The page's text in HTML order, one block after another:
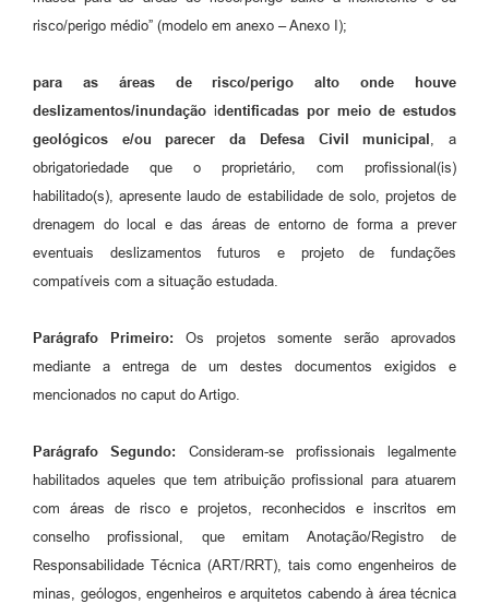
risco/perigo médio” (modelo em anexo – Anexo I);
para as áreas de risco/perigo alto onde houve
deslizamentos/inundação identificadas por meio de estudos
geológicos e/ou parecer da Defesa Civil municipal , a
obrigatoriedade que o proprietário, com profissional(is)
habilitado(s), apresente laudo de estabilidade de solo, projetos de
drenagem do local e das áreas de entorno de forma a prever
eventuais deslizamentos futuros e projeto de fundações
compatíveis com a situação estudada.
Parágrafo Primeiro: Os projetos somente serão aprovados
mediante a entrega de um destes documentos exigidos e
mencionados no caput do Artigo.
Parágrafo Segundo: Consideram-se profissionais legalmente
habilitados aqueles que tem atribuição profissional para atuarem
com áreas de risco e projetos, reconhecidos e inscritos em
conselho profissional, que emitam Anotação/Registro de
Responsabilidade Técnica (ART/RRT), tais como engenheiros de
minas, geólogos, engenheiros e arquitetos cabendo à área técnica